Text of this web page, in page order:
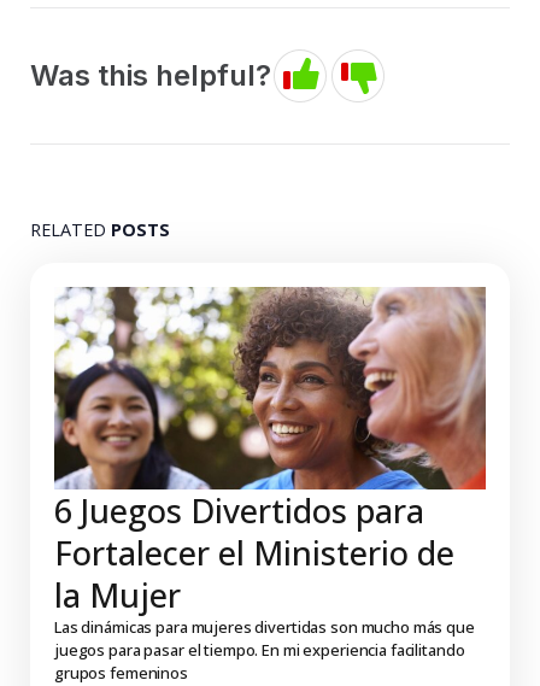
Was this helpful?
RELATED POSTS
6 Juegos Divertidos para
Fortalecer el Ministerio de
la Mujer
Las dinámicas para mujeres divertidas son mucho más que
juegos para pasar el tiempo. En mi experiencia facilitando
grupos femeninos